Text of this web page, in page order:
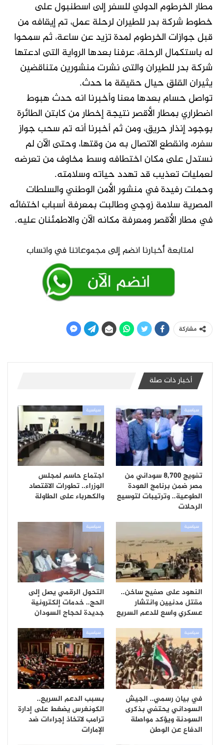
مطار الخرطوم الدولي للسفر إلى اسطنبول على
خطوط شركة بدر للطيران لرحلة عمل، تم إيقافه من
قبل جوازات الخرطوم لمدة تزيد عن ساعة، ثم سمحوا
له باستكمال الرحلة، عرفنا بعدها الرواية التى ادعتها
شركة بدر للطيران والتى نشرت منشورين متناقضين
يثيران القلق حيال حقيقة ما حدث.
تواصل حسام بعدها معنا وأخبرنا انه حدث هبوط
اضطراري بمطار الأقصر نتيجة إخطار من كابتن الطائرة
بوجود إنذار حريق، ومن ثم أخبرنا أنه تم سحب جواز
سفره، وانقطع الاتصال به من وقتها، وحتى الآن لم
نستدل على مكان اختطافه وسط مخاوف من تعرضه
لعمليات تعذيب قد تهدد حياته وسلامته.
وحملت رفيدة في منشور الأمن الوطني والسلطات
المصرية سلامة زوجي وطالبت بمعرفة أسباب اختفائه
في مطار الأقصر ومعرفة مكانه الآن والاطمئنان عليه.
مشاركة
أخبار ذات صلة
سياسية
تفويج 8,700 سوداني من
مصر ضمن برنامج العودة
الطوعية.. وترتيبات لتوسيع
الرحلات
سياسية
اجتماع حاسم لمجلس
الوزراء.. تطورات الاقتصاد
والكهرباء على الطاولة
سياسية
النهود على صفيح ساخن..
مقتل مدنيين وانتشار
عسكري واسع للدعم السريع
سياسية
التحول الرقمي يصل إلى
الحج.. خدمات إلكترونية
جديدة لحجاج السودان
سياسية
في بيان رسمي.. الجيش
السوداني يحتفي بذكرى
السودنة ويؤكد مواصلة
الدفاع عن الوطن
سياسية
بسبب الدعم السريع..
الكونغرس يضغط على إدارة
ترامب لاتخاذ إجراءات ضد
الإمارات